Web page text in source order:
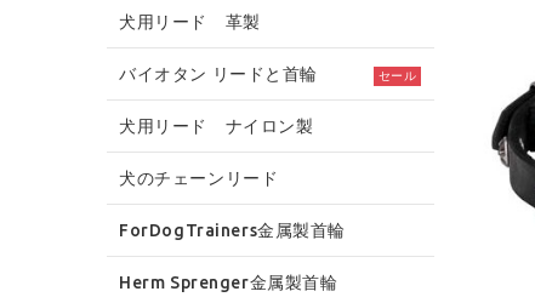
犬用リード 革製
バイオタン リードと首輪 セール
犬用リード ナイロン製
犬のチェーンリード
ForDogTrainers金属製首輪
Herm Sprenger金属製首輪